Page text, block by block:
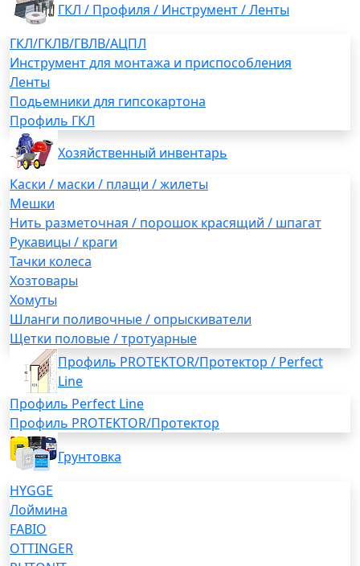
ГКЛ / Профиля / Инструмент / Ленты
ГКЛ/ГКЛВ/ГВЛВ/АЦПЛ
Инструмент для монтажа и приспособления
Ленты
Подьемники для гипсокартона
Профиль ГКЛ
Хозяйственный инвентарь
Каски / маски / плащи / жилеты
Мешки
Нить разметочная / порошок красящий / шпагат
Рукавицы / краги
Тачки колеса
Хозтовары
Хомуты
Шланги поливочные / опрыскиватели
Щетки половые / тротуарные
Профиль PROTEKTOR/Протектор / Perfect
Line
Профиль Perfect Line
Профиль PROTEKTOR/Протектор
Грунтовка
HYGGE
Лоймина
FABIO
OTTINGER